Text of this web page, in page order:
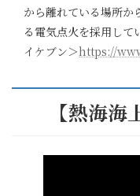
から離れている場所か
る電気点火を採用して
イケブン＞https://
【熱海海